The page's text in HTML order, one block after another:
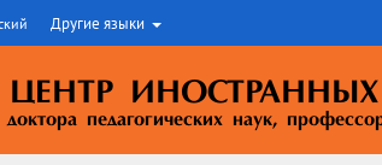
Другие языки
ЦЕНТР
доктора педагогических наук,